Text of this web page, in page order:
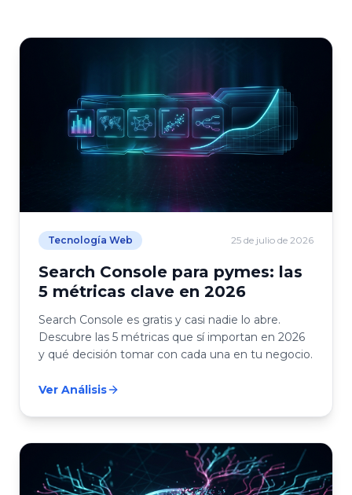
Tecnología Web 25 de julio de 2026
Search Console para pymes: las
5 métricas clave en 2026
Search Console es gratis y casi nadie lo abre.
Descubre las 5 métricas que sí importan en 2026
y qué decisión tomar con cada una en tu negocio.
Ver Análisis